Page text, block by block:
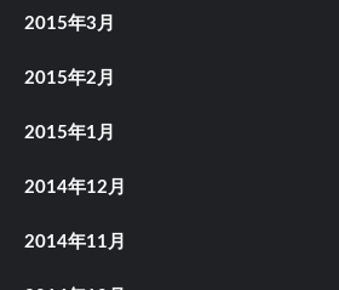
2015年3月
2015年2月
2015年1月
2014年12月
2014年11月